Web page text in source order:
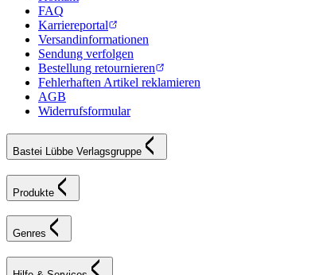
FAQ
Karriereportal
Versandinformationen
Sendung verfolgen
Bestellung retournieren
Fehlerhaften Artikel reklamieren
AGB
Widerrufsformular
Bastei Lübbe Verlagsgruppe
Produkte
Genres